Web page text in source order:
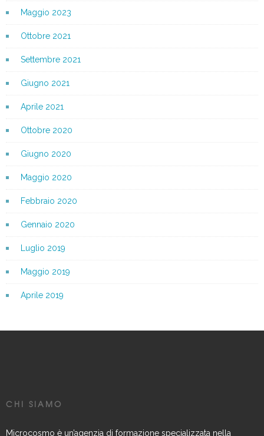
Maggio 2023
Ottobre 2021
Settembre 2021
Giugno 2021
Aprile 2021
Ottobre 2020
Giugno 2020
Maggio 2020
Febbraio 2020
Gennaio 2020
Luglio 2019
Maggio 2019
Aprile 2019
CHI SIAMO
Microcosmo è un’agenzia di formazione specializzata nella